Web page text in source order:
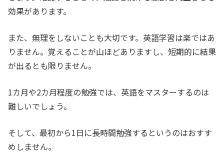
効果があります。
また、無理をしないことも大切です。英語学習は楽ではあ
りません。覚えることが山ほどありますし、短期的に結果
が出るとも限りません。
1カ月や2カ月程度の勉強では、英語をマスターするのは
難しいでしょう。
そして、最初から1日に長時間勉強するというのはおすす
めしません。